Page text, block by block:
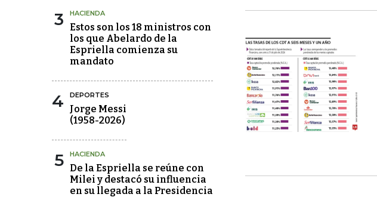
3 HACIENDA
Estos son los 18 ministros con
los que Abelardo de la
Espriella comienza su
mandato
4 DEPORTES
Jorge Messi
(1958-2026)
5 HACIENDA
De la Espriella se reúne con
Milei y destacó su influencia
en su llegada a la Presidencia